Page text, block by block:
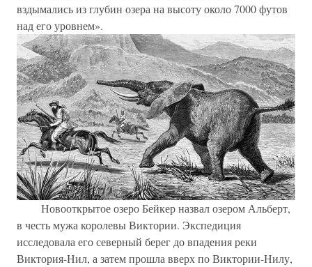
вздымались из глубин озера на высоту около 7000 футов
над его уровнем».
Новооткрытое озеро Бейкер назвал озером Альберт,
в честь мужа королевы Виктории. Экспедиция
исследовала его северный берег до впадения реки
Виктория-Нил, а затем прошла вверх по Виктории-Нилу,